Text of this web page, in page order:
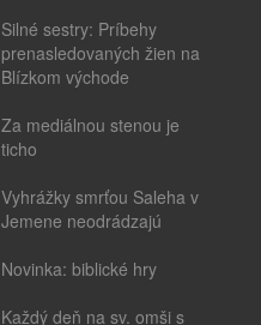
Silné sestry: Príbehy
prenasledovaných žien na
Blízkom východe
Za mediálnou stenou je
ticho
Vyhrážky smrťou Saleha v
Jemene neodrádzajú
Novinka: biblické hry
Každý deň na sv. omši s